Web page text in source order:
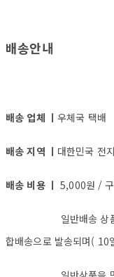
배송안내
배송 업체 ㅣ 우체국 택배
배송 지역 ㅣ 대한민국 전
배송 비용 ㅣ5,000원 /
일반배송 상품과 주
합배송으로 발송되며( 10